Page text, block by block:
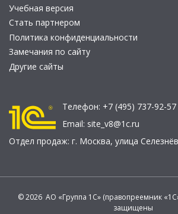
Учебная версия
Стать партнером
Политика конфиденциальности
Замечания по сайту
Другие сайты
Телефон: +7 (495) 737-92-57
Email: site_v8@1c.ru
Отдел продаж: г. Москва, улица
© 2026 АО «Группа 1С» (правопреемник
защищены